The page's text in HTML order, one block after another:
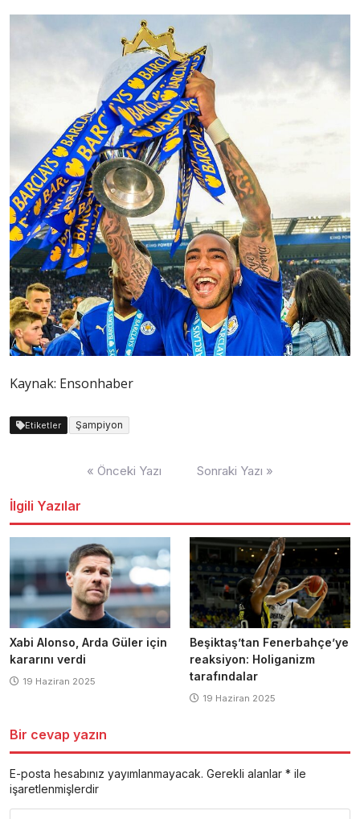
Kaynak: Ensonhaber
Etiketler Şampiyon
« Önceki Yazı Sonraki Yazı »
İlgili Yazılar
Xabi Alonso, Arda Güler için
kararını verdi
19 Haziran 2025
Beşiktaş’tan Fenerbahçe’ye
reaksiyon: Holiganizm
tarafındalar
19 Haziran 2025
Bir cevap yazın
E-posta hesabınız yayımlanmayacak. Gerekli alanlar * ile
işaretlenmişlerdir